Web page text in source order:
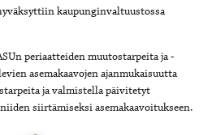
kaupunginvaltuustossa
periaatteiden muutostarpeita ja -
asemakaavojen ajanmukaisuutta
ja valmistella päivitetyt
siirtämiseksi asemakaavoitukseen.